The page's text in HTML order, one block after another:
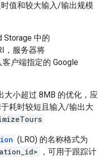
值和较大输入/输出规模
Storage 中的
，服务器将
客户端指定的 Google
小超过 8MB 的优化，应
耗时较短且输入/输出大
(LRO) 的名称格式为
，可用于跟踪计